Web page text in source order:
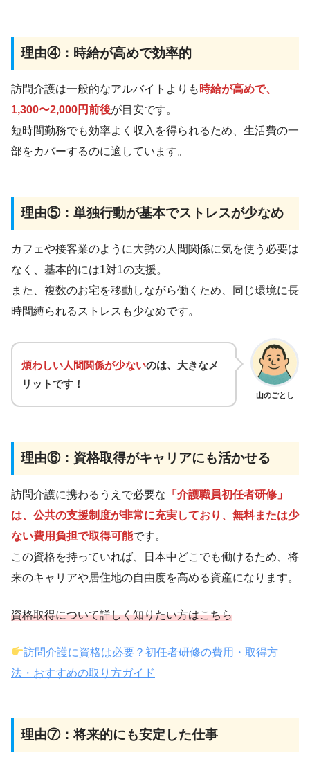
理由④：時給が高めで効率的
訪問介護は一般的なアルバイトよりも 時給が高めで、
1,300〜2,000円前後が目安です。
短時間勤務でも効率よく収入を得られるため、生活費の一
部をカバーするのに適しています。
理由⑤：単独行動が基本でストレスが少なめ
カフェや接客業のように大勢の人間関係に気を使う必要は
なく、基本的には1対1の支援。
また、複数のお宅を移動しながら働くため、同じ環境に長
時間縛られるストレスも少なめです。
山のごとし
煩わしい人間関係が少ないのは、大きなメ
リットです！
理由⑥：資格取得がキャリアにも活かせる
訪問介護に携わるうえで必要な 「介護職員初任者研修」
は、公共の支援制度が非常に充実しており、無料または少
ない費用負担で取得可能です。
この資格を持っていれば、日本中どこでも働けるため、将
来のキャリアや居住地の自由度を高める資産になります。
資格取得について詳しく知りたい方はこちら
訪問介護に資格は必要？初任者研修の費用・取得方
法・おすすめの取り方ガイド
理由⑦：将来的にも安定した仕事